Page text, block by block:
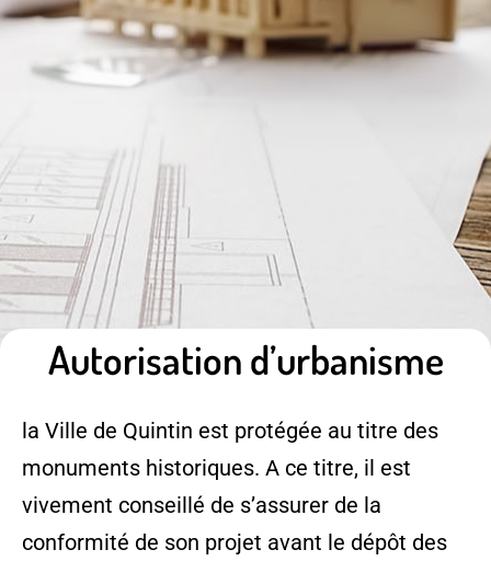
Autorisation d’urbanisme
la Ville de Quintin est protégée au titre des
monuments historiques. A ce titre, il est
vivement conseillé de s’assurer de la
conformité de son projet avant le dépôt des